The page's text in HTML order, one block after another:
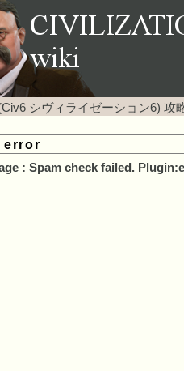
シヴィライゼーション6) 攻
error
: Spam check failed.